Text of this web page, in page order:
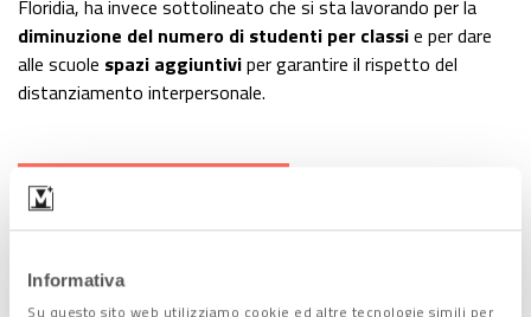
Informativa
Su questo sito web utilizziamo cookie ed altre tecnologie simili per
Floridia, ha invece sottolineato che si sta lavorando per la
diminuzione del numero di studenti per classie per dare
alle scuole spazi aggiuntiviper garantire il rispetto del
distanziamento interpersonale.
Lascia un commento +
Condividi l'articolo:
Share on Facebook
Share on Twitter
Share on E-Mail
Share on WhatsApp
Share on Telegram